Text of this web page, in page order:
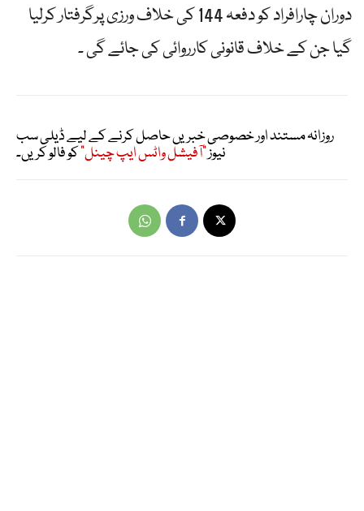
دوران چارافراد کو دفعہ 144 کی خلاف ورزی پرگرفتار کرلیا
گیا جن کے خلاف قانونی کارروائی کی جائے گی ۔
روزانہ مستند اور خصوصی خبریں حاصل کرنے کے لیے ڈیلی سب
نیوز"آفیشل واٹس ایپ چینل"کو فالو کریں۔